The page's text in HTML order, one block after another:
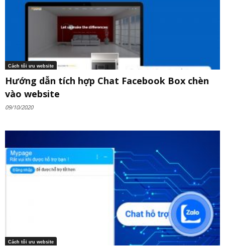
Cách tối ưu website
Hướng dẫn tích hợp Chat Facebook Box chèn
vào website
09/10/2020
Cách tối ưu website